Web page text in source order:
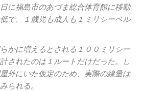
に福島市のあづま総合体育館に移動
で、１歳児も成人も１ミリシーベル
かに増えるとされる１００ミリシー
されたのは１ルートだけだった。し
外にいた仮定のため、実際の線量は
られる。